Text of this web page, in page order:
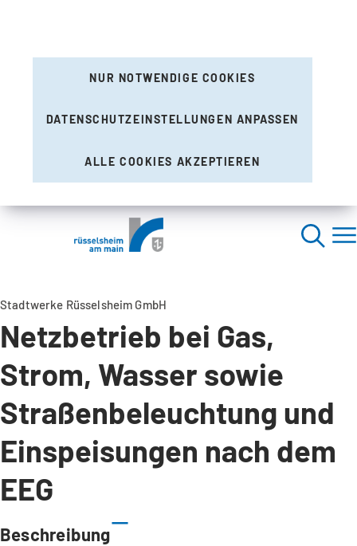
NUR NOTWENDIGE COOKIES
DATENSCHUTZEINSTELLUNGEN ANPASSEN
ALLE COOKIES AKZEPTIEREN
Stadtwerke Rüsselsheim GmbH
Netzbetrieb bei Gas,
Strom, Wasser sowie
Straßenbeleuchtung und
Einspeisungen nach dem
EEG
Beschreibung